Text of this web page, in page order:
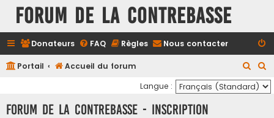
FORUM DE LA CONTREBASSE
Donateurs FAQ Règles Nous contacter
Portail Accueil du forum
e
c
e
c
Langue :
FORUM DE LA CONTREBASSE - Inscription